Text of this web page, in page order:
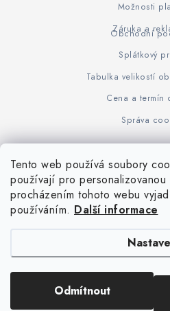
Tento web používá soubory
používají pro personalizovanou
procházením tohoto webu
používáním. Další informace
Odmítnout
Možnosti
Záruka a
Obchodní
Splátkový
Tabulka velikostí
Cena a termín
Správa
www.KOVOJUHASZ.cz Výrobce
iPloty.cz - PLETIVA A
Upravit